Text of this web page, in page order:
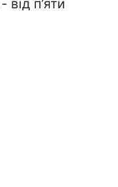
від п’яти